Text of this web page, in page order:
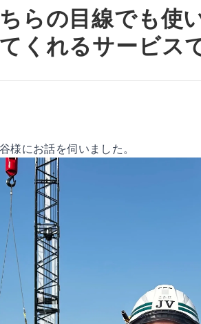
らの目線でも使
くれるサービス
にお話を伺いました。